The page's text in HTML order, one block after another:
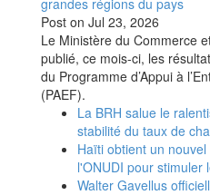
Post on Jul 23, 2026
Le Ministère du Commerce et de
publié, ce mois-ci, les résultats de
du Programme d’Appui à
(PAEF).
La BRH salue le
stabilité du taux de change
Haïti obtient un nouvel appui
l'ONUDI pour stimuler les
Walter Gavellus